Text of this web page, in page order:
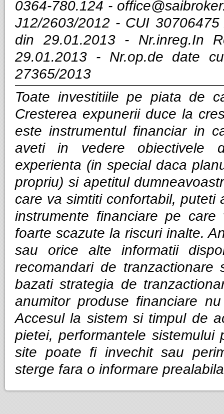
0364-780.124 -
J12/2603/2012 - CUI
din 29.01.2013 - Nr.inreg.In
29.01.2013 - Nr.op.de date
27365/2013
Toate investitiile pe piata de
Cresterea expunerii duce la
este instrumentul financiar in
aveti in vedere obiectivele
experienta (in special daca
propriu) si apetitul
care va simtiti confortabil, puteti
instrumente financiare pe
foarte scazute la riscuri inalte.
sau orice alte informatii
recomandari de
bazati strategia de
anumitor produse financiare
Accesul la sistem si timpul de
pietei, performantele
site poate fi invechit sau
sterge fara o informare